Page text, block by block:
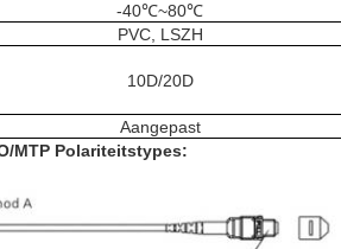
-40℃~80℃
PVC, LSZH
10D/20D
Aangepast
MTP Polariteitstypes: